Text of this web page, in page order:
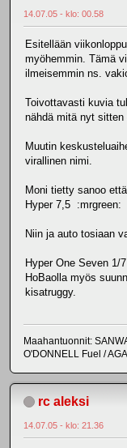
14.07.05 - klo: 00.58
Esitellään
myöhemmin. Tämä
ilmeisemmin ns.
Toivottavasti kuvia
nähdä mitä nyt sitten
Muutin
virallinen nimi.
Moni tietty sanoo
Hyper 7,5 :mrgreen:
Niin ja auto tosiaan
Hyper One Seven 1/
HoBaolla myös
kisatruggy.
Maahantuonnit:
O'DONNELL Fuel /
rc aleksi
14.07.05 - klo: 21.36